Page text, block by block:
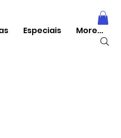
Especiais More...